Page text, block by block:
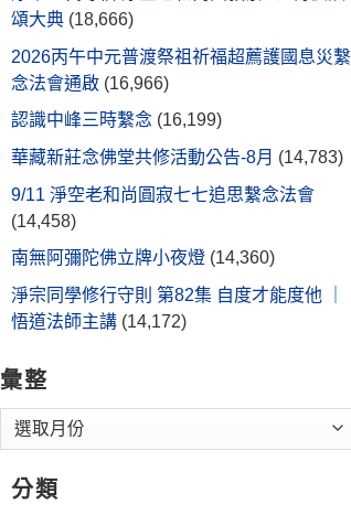
頌大典 (18,666)
2026丙午中元普渡祭祖祈福超薦護國息災繫
念法會通啟 (16,966)
認識中峰三時繫念 (16,199)
華藏新莊念佛堂共修活動公告-8月 (14,783)
9/11 淨空老和尚圓寂七七追思繫念法會
(14,458)
南無阿彌陀佛立牌小夜燈 (14,360)
淨宗同學修行守則 第82集 自度才能度他 ｜
悟道法師主講 (14,172)
彙整
分類